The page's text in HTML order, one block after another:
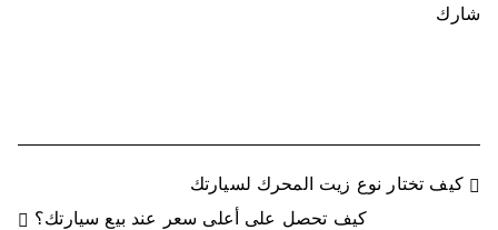
شارك
ت كيف تختار نوع زيت المحرك لسيارتك
كيف تحصل على أعلى سعر عند بيع سيارتك؟